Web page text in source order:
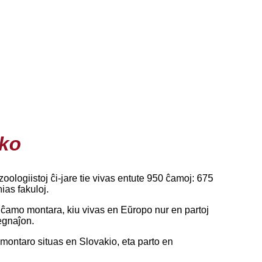
ĉi-jare tie vivas entute 950 ĉamoj: 675
fakuloj.
montara, kiu vivas en Eŭropo nur en partoj
situas en Slovakio, eta parto en